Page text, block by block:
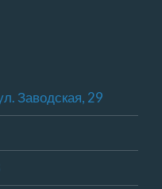
Заводская, 29